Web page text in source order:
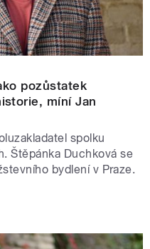
pozůstatek
míní Jan
spolku
Štěpánka Duchková se
bydlení v Praze.